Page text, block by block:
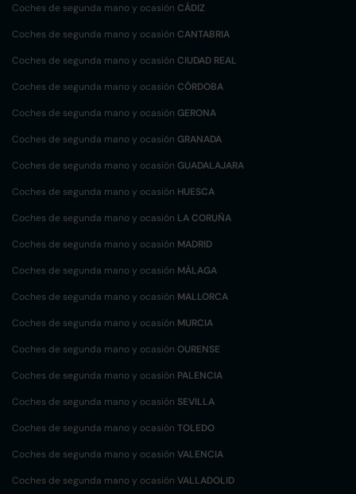
Coches de segunda mano y ocasión CÁDIZ
Coches de segunda mano y ocasión CANTABRIA
Coches de segunda mano y ocasión CIUDAD REAL
Coches de segunda mano y ocasión CÓRDOBA
Coches de segunda mano y ocasión GERONA
Coches de segunda mano y ocasión GRANADA
Coches de segunda mano y ocasión GUADALAJARA
Coches de segunda mano y ocasión HUESCA
Coches de segunda mano y ocasión LA CORUÑA
Coches de segunda mano y ocasión MADRID
Coches de segunda mano y ocasión MÁLAGA
Coches de segunda mano y ocasión MALLORCA
Coches de segunda mano y ocasión MURCIA
Coches de segunda mano y ocasión OURENSE
Coches de segunda mano y ocasión PALENCIA
Coches de segunda mano y ocasión SEVILLA
Coches de segunda mano y ocasión TOLEDO
Coches de segunda mano y ocasión VALENCIA
Coches de segunda mano y ocasión VALLADOLID